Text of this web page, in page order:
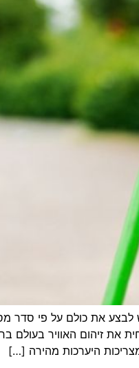
את כולם על פי סדר
זיהום האוויר בעולם
היערכות מהירה […]